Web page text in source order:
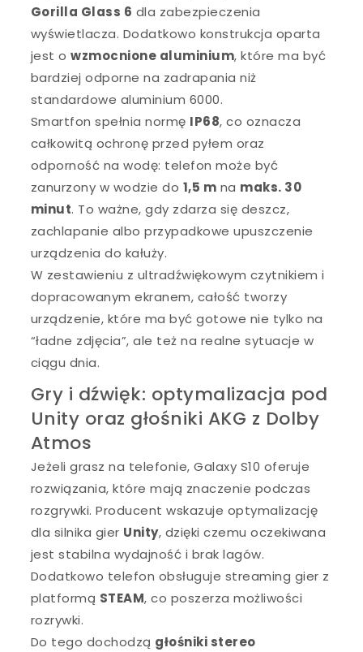
Gorilla Glass 6 dla zabezpieczenia
wyświetlacza. Dodatkowo konstrukcja oparta
jest owzmocnione aluminium, które ma być
bardziej odporne na zadrapania niż
standardowe aluminium 6000.
Smartfon spełnia normę IP68, co oznacza
całkowitą ochronę przed pyłem oraz
odporność na wodę: telefon może być
zanurzony w wodzie do 1,5 m na maks. 30
minut. To ważne, gdy zdarza się deszcz,
zachlapanie albo przypadkowe upuszczenie
urządzenia do kałuży.
W zestawieniu z ultradźwiękowym czytnikiem i
dopracowanym ekranem, całość tworzy
urządzenie, które ma być gotowe nie tylko na
“ładne zdjęcia”, ale też na realne sytuacje w
ciągu dnia.
Gry i dźwięk: optymalizacja pod
Unity oraz głośniki AKG z Dolby
Atmos
Jeżeli grasz na telefonie, Galaxy S10 oferuje
rozwiązania, które mają znaczenie podczas
rozgrywki. Producent wskazuje optymalizację
dla silnika gier Unity, dzięki czemu oczekiwana
jest stabilna wydajność i brak lagów.
Dodatkowo telefon obsługuje streaming gier z
platformą STEAM, co poszerza możliwości
rozrywki.
Do tego dochodzą głośniki stereo